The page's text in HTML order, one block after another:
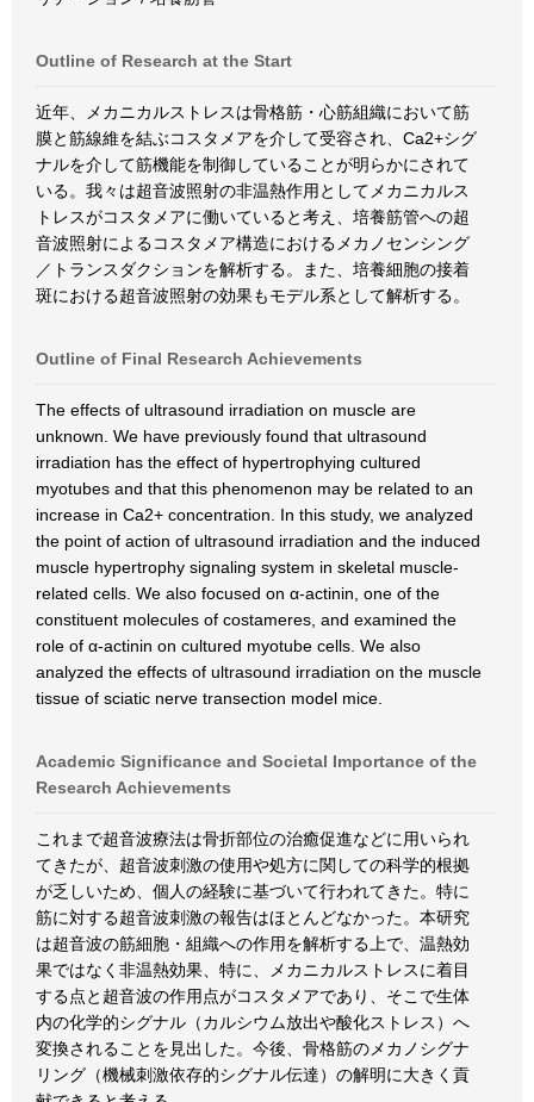
Outline of Research at the Start
近年、メカニカルストレスは骨格筋・心筋組織において筋
膜と筋線維を結ぶコスタメアを介して受容され、Ca2+シグ
ナルを介して筋機能を制御していることが明らかにされて
いる。我々は超音波照射の非温熱作用としてメカニカルス
トレスがコスタメアに働いていると考え、培養筋管への超
音波照射によるコスタメア構造におけるメカノセンシング
／トランスダクションを解析する。また、培養細胞の接着
斑における超音波照射の効果もモデル系として解析する。
Outline of Final Research Achievements
The effects of ultrasound irradiation on muscle are
unknown. We have previously found that ultrasound
irradiation has the effect of hypertrophying cultured
myotubes and that this phenomenon may be related to an
increase in Ca2+ concentration. In this study, we analyzed
the point of action of ultrasound irradiation and the induced
muscle hypertrophy signaling system in skeletal muscle-
related cells. We also focused on α-actinin, one of the
constituent molecules of costameres, and examined the
role of α-actinin on cultured myotube cells. We also
analyzed the effects of ultrasound irradiation on the muscle
tissue of sciatic nerve transection model mice.
Academic Significance and Societal Importance of the
Research Achievements
これまで超音波療法は骨折部位の治癒促進などに用いられ
てきたが、超音波刺激の使用や処方に関しての科学的根拠
が乏しいため、個人の経験に基づいて行われてきた。特に
筋に対する超音波刺激の報告はほとんどなかった。本研究
は超音波の筋細胞・組織への作用を解析する上で、温熱効
果ではなく非温熱効果、特に、メカニカルストレスに着目
する点と超音波の作用点がコスタメアであり、そこで生体
内の化学的シグナル（カルシウム放出や酸化ストレス）へ
変換されることを見出した。今後、骨格筋のメカノシグナ
リング（機械刺激依存的シグナル伝達）の解明に大きく貢